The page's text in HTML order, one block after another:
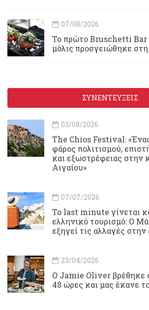
07/08/2026
Το πρώτο Bruschetti Bar
μόλις προσγειώθηκε
ΣΥΝΕΝΤΕΥΞΕΙΣ
03/08/2026
Τhe Chios Festival:
φάρος πολιτισμού,
και εξωστρέφειας στην
Αιγαίου»
07/07/2026
Το last minute γίνεται
ελληνικό τουρισμό: Ο
εξηγεί τις αλλαγές στην
23/04/2026
Ο Jamie Oliver βρέθηκε
48 ώρες και μας έκανε